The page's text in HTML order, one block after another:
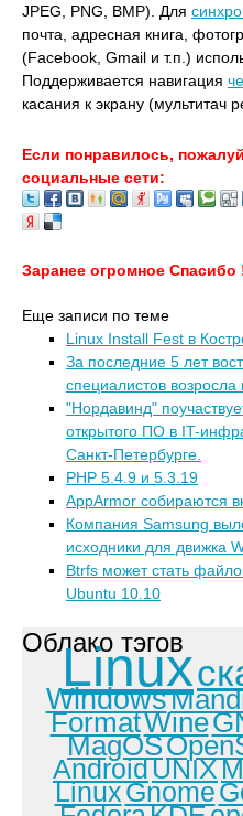
JPEG, PNG, BMP). Для
почта, адресная книга,
(Facebook, Gmail и т.п.)
Поддерживается навигация
касания к экрану (мультитач
Если понравилось,
социальные сети:
Заранее огромное Спасибо
Еще записи по теме
Linux Install Fest в
За последние 5 лет
специалистов возросла
"Нордавинд"
открытого ПО в IT-
Санкт-Петербурге.
PHP 5.4.9 и 5.3.19
AppArmor собираются
Компания Samsung
исходники для движка
Btrfs может стать
Ubuntu 10.10
Облако тэгов
Linux
Windows
FormatWine
MagOS
AndroidUNIX
LinuxGnome